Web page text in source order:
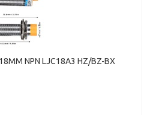
NPN LJC18A3 HZ/BZ-BX